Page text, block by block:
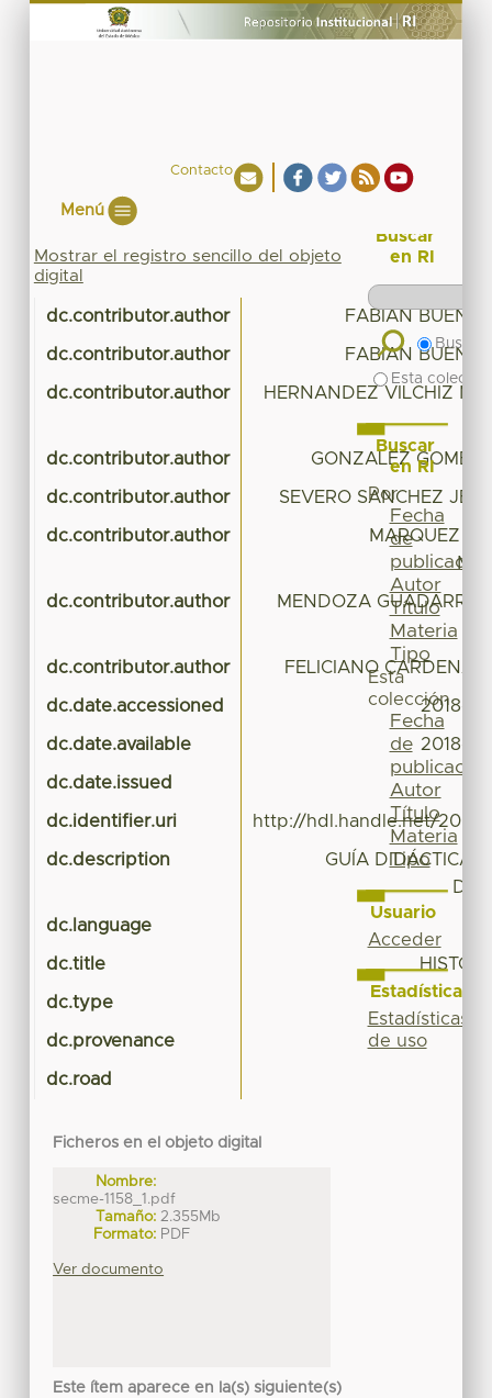
Contacto
Menú
Mostrar el registro sencillo del objeto
digital
dc.contributor.author FABIAN BUENO
dc.contributor.author FABIAN BUENO
dc.contributor.author HERNANDEZ VILCHIZ
dc.contributor.author GONZALEZ GOMEZ
dc.contributor.author SEVERO SANCHEZ
dc.contributor.author
MARQUEZ
dc.contributor.author MENDOZA
dc.contributor.author FELICIANO CARDENAS
dc.date.accessioned 2018-
dc.date.available 2018-
dc.date.issued
dc.identifier.uri http://hdl.handle.net/
dc.description
GUÍA DIDÁCTICA /
dc.language
dc.title
dc.type
dc.provenance
dc.road
Ficheros en el objeto digital
Nombre:
secme-1158_1.pdf
Tamaño: 2.355Mb
Formato: PDF
Ver documento
Este ítem aparece en la(s) siguiente(s)
Buscar
en RI
Buscar
Esta
Buscar
en RI
Por
Fecha
de
publicación
Autor
Título
Materia
Tipo
Esta
colección
Fecha
de
publicación
Autor
Título
Materia
Tipo
Usuario
Acceder
Estadísticas
Estadísticas
de uso